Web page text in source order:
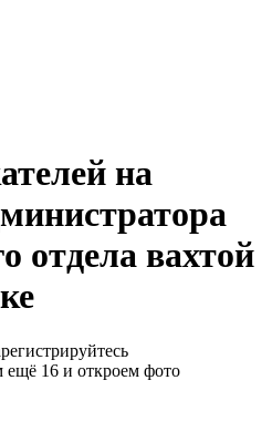
на
отдела вахтой
ещё 16 и откроем фото